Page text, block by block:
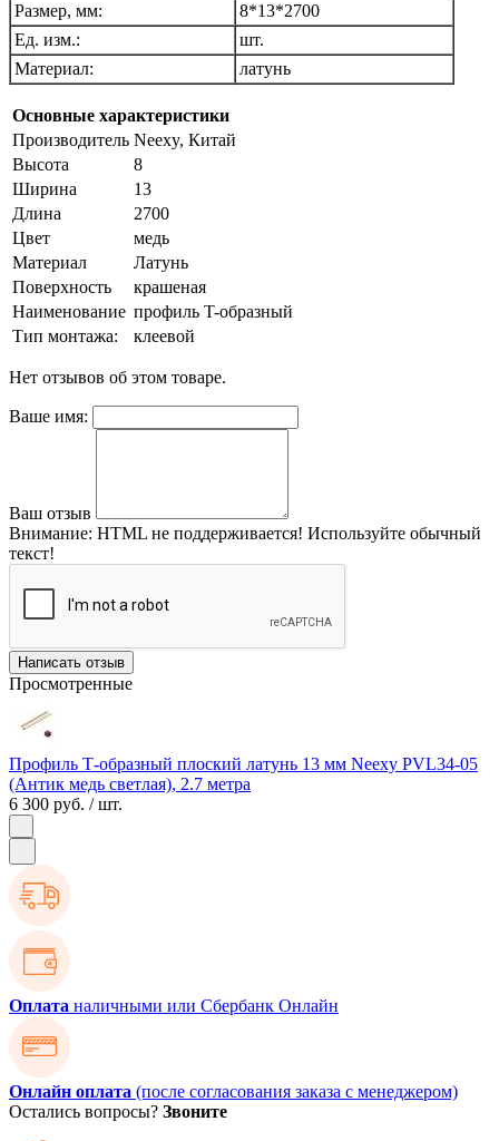
Размер, мм:
8*13*2700
Ед. изм.:
шт.
Материал:
латунь
Основные характеристики
Производитель Neexy, Китай
Высота
8
Ширина
13
Длина
2700
Цвет
медь
Материал
Латунь
Поверхность
крашеная
Наименование профиль T-образный
Тип монтажа:
клеевой
Нет отзывов об этом товаре.
Ваше имя:
Ваш отзыв
Внимание: HTML не поддерживается! Используйте обычный
текст!
Написать отзыв
Просмотренные
Профиль Т-образный плоский латунь 13 мм Neexy PVL34-05
(Антик медь светлая), 2.7 метра
6 300 руб. / шт.
Оплата наличными или Сбербанк Онлайн
Онлайн оплата (после согласования заказа с менеджером)
Остались вопросы? Звоните